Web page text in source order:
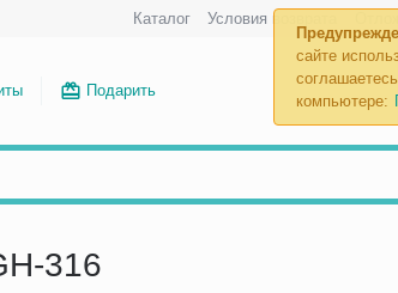
сайте
компьютере:
Каталог Условия возврата
Подарить
316